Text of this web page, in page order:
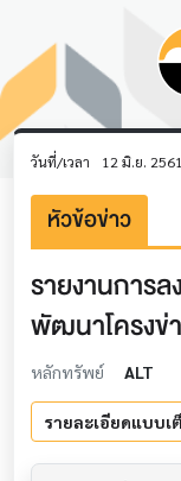
วันที่/เวลา 12 มิ.ย.
หัวข้อข่าว
รายงานการ
พัฒนาโครงข่
หลักทรัพย์ ALT
รายละเอียดแบบเ